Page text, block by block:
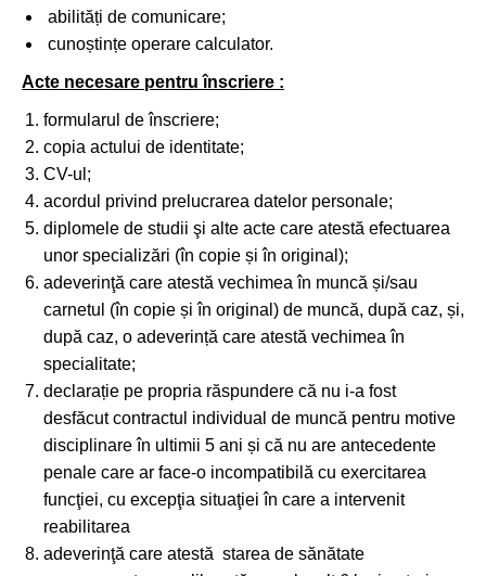
abilități de comunicare;
cunoștințe operare calculator.
Acte necesare pentru înscriere :
formularul de înscriere;
copia actului de identitate;
CV-ul;
acordul privind prelucrarea datelor personale;
diplomele de studii şi alte acte care atestă efectuarea
unor specializări (în copie și în original);
adeverinţă care atestă vechimea în muncă și/sau
carnetul (în copie și în original) de muncă, după caz, și,
după caz, o adeverință care atestă vechimea în
specialitate;
declarație pe propria răspundere că nu i-a fost
desfăcut contractul individual de muncă pentru motive
disciplinare în ultimii 5 ani și că nu are antecedente
penale care ar face-o incompatibilă cu exercitarea
funcţiei, cu excepţia situaţiei în care a intervenit
reabilitarea
adeverinţă care atestă starea de sănătate